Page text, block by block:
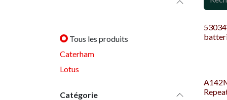
Tous les produits
Caterham
Lotus
Catégorie